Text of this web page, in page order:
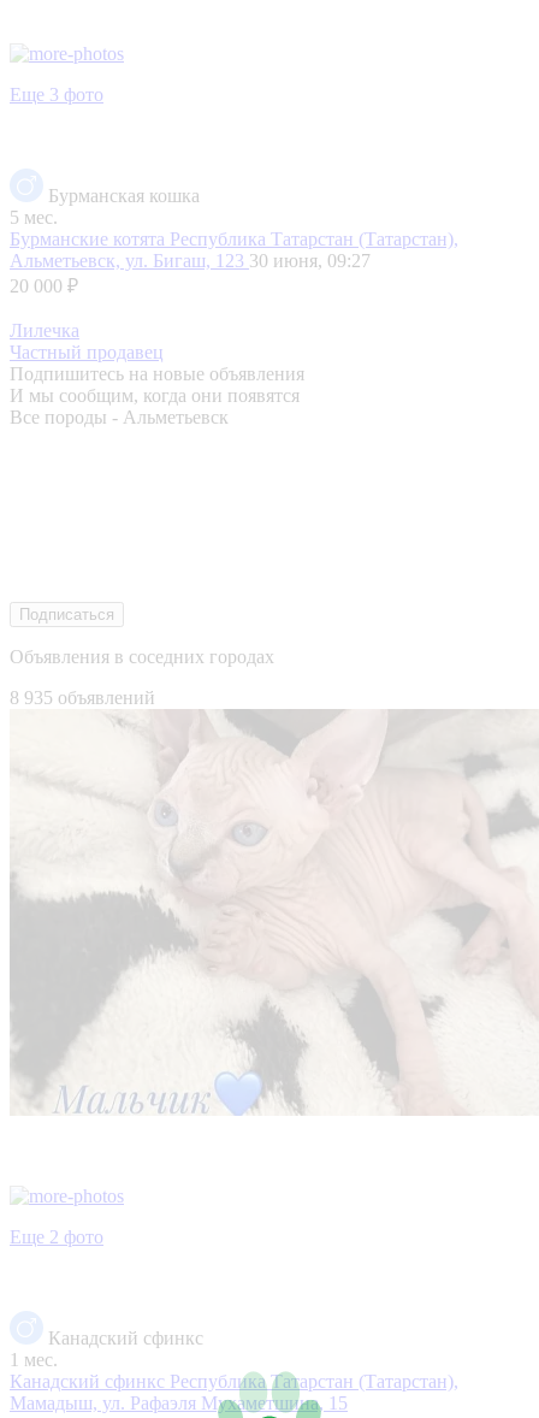
Еще 3 фото
Бурманская кошка
5 мес.
Бурманские котята Республика Татарстан (Татарстан),
Альметьевск, ул. Бигаш, 123 30 июня, 09:27
20 000 ₽
Лилечка
Частный продавец
Подпишитесь на новые объявления
И мы сообщим, когда они появятся
Все породы - Альметьевск
Подписаться
Объявления в соседних городах
8 935 объявлений
Еще 2 фото
Канадский сфинкс
1 мес.
Канадский сфинкс Республика Татарстан (Татарстан),
Мамадыш, ул. Рафаэля Мухаметшина, 15